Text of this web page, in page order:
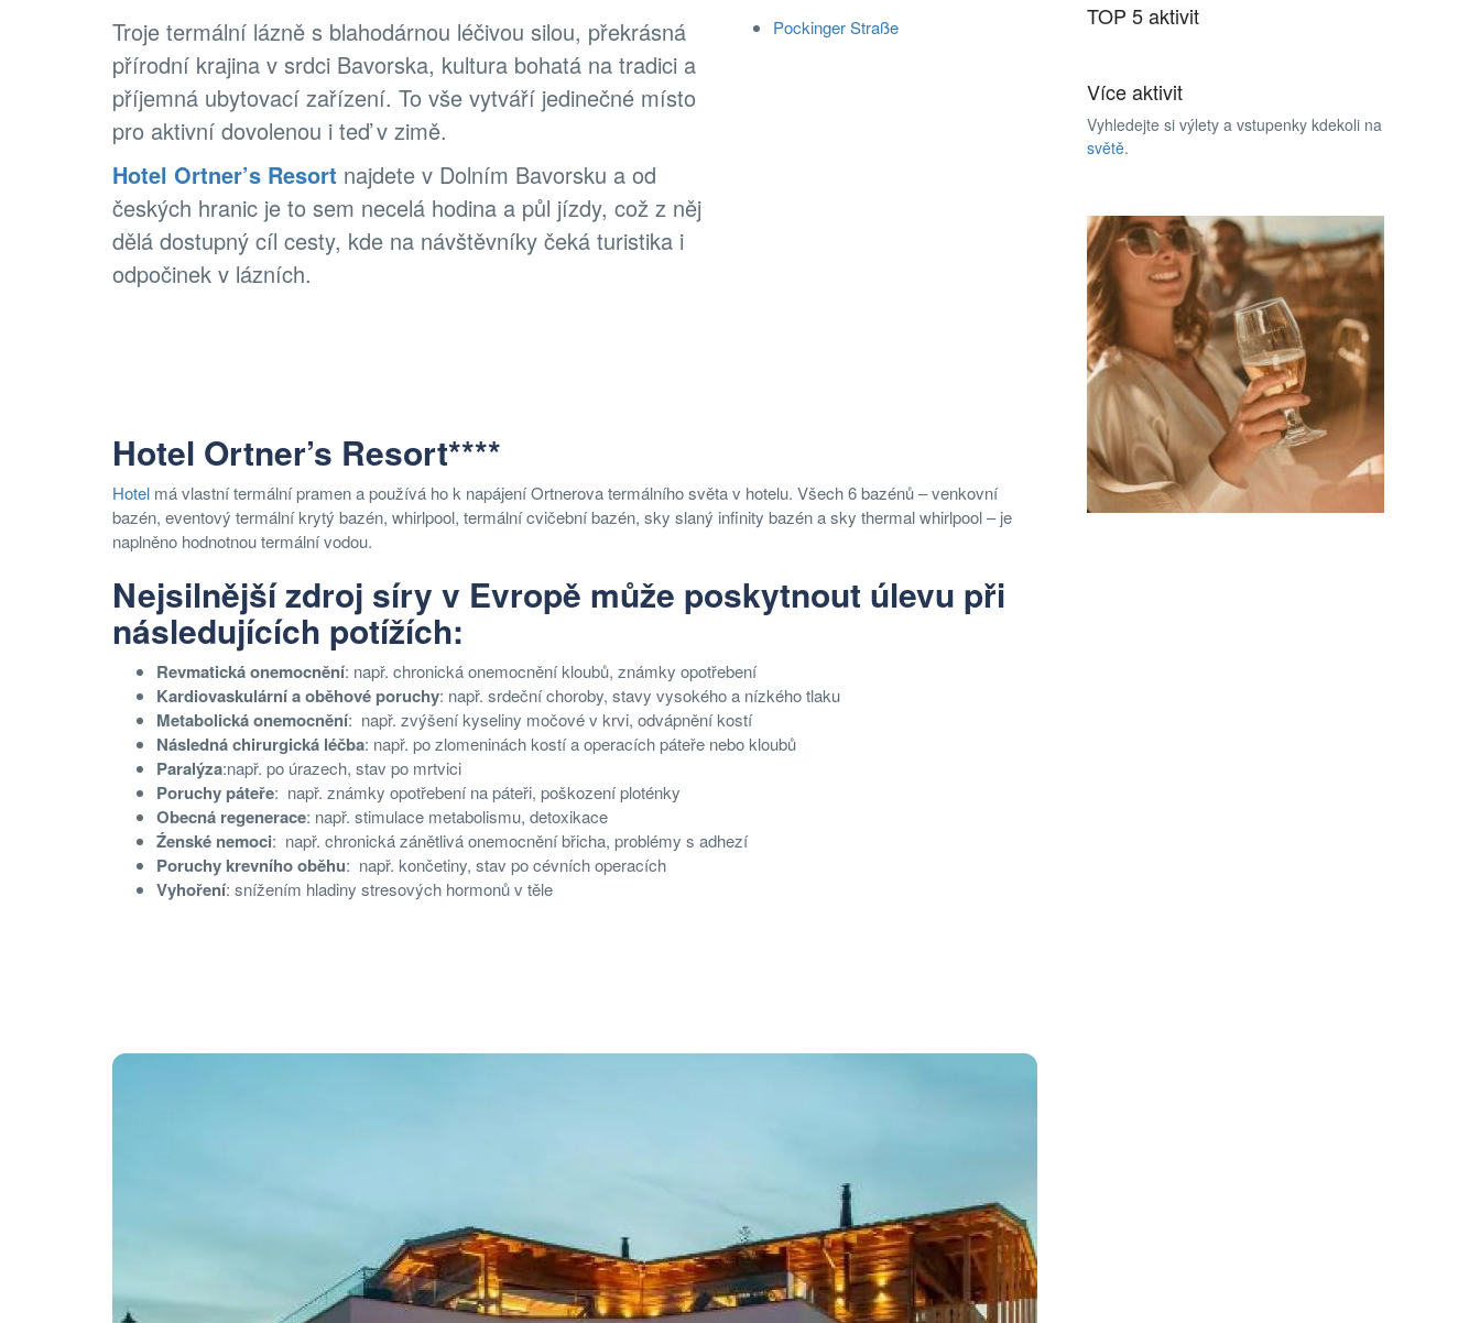
Troje termální lázně s blahodárnou léčivou silou, překrásná
přírodní krajina v srdci Bavorska, kultura bohatá na tradici a
příjemná ubytovací zařízení. To vše vytváří jedinečné místo
pro aktivní dovolenou i teď v zimě.
Hotel Ortner’s Resort najdete v Dolním Bavorsku a od
českých hranic je to sem necelá hodina a půl jízdy, což z něj
dělá dostupný cíl cesty, kde na návštěvníky čeká turistika i
odpočinek v lázních.
Pockinger Straße
Hotel Ortner’s Resort****
Hotel má vlastní termální pramen a používá ho k napájení Ortnerova termálního světa v hotelu. Všech 6 bazénů – venkovní
bazén, eventový termální krytý bazén, whirlpool, termální cvičební bazén, sky slaný infinity bazén a sky thermal whirlpool – je
naplněno hodnotnou termální vodou.
Nejsilnější zdroj síry v Evropě může poskytnout úlevu při
následujících potížích:
Revmatická onemocnění: např. chronická onemocnění kloubů, známky opotřebení
Kardiovaskulární a oběhové poruchy: např. srdeční choroby, stavy vysokého a nízkého tlaku
Metabolická onemocnění: např. zvýšení kyseliny močové v krvi, odvápnění kostí
Následná chirurgická léčba: např. po zlomeninách kostí a operacích páteře nebo kloubů
Paralýza:např. po úrazech, stav po mrtvici
Poruchy páteře: např. známky opotřebení na páteři, poškození ploténky
Obecná regenerace: např. stimulace metabolismu, detoxikace
Źenské nemoci: např. chronická zánětlivá onemocnění břicha, problémy s adhezí
Poruchy krevního oběhu: např. končetiny, stav po cévních operacích
Vyhoření: snížením hladiny stresových hormonů v těle
TOP 5 aktivit
Více aktivit
Vyhledejte si výlety a vstupenky kdekoli na
světě.